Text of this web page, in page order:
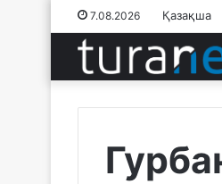
7.08.2026 Қазақша